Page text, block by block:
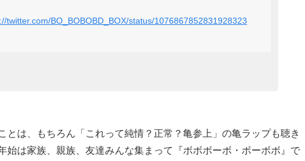
twitter.com/BO_BOBOBD_BOX/status/1076867852831928323
とは、もちろん「これって純情？正常？亀参上」の亀ラップも聴き
始は家族、親族、友達みんな集まって『ボボボーボ・ボーボボ』で